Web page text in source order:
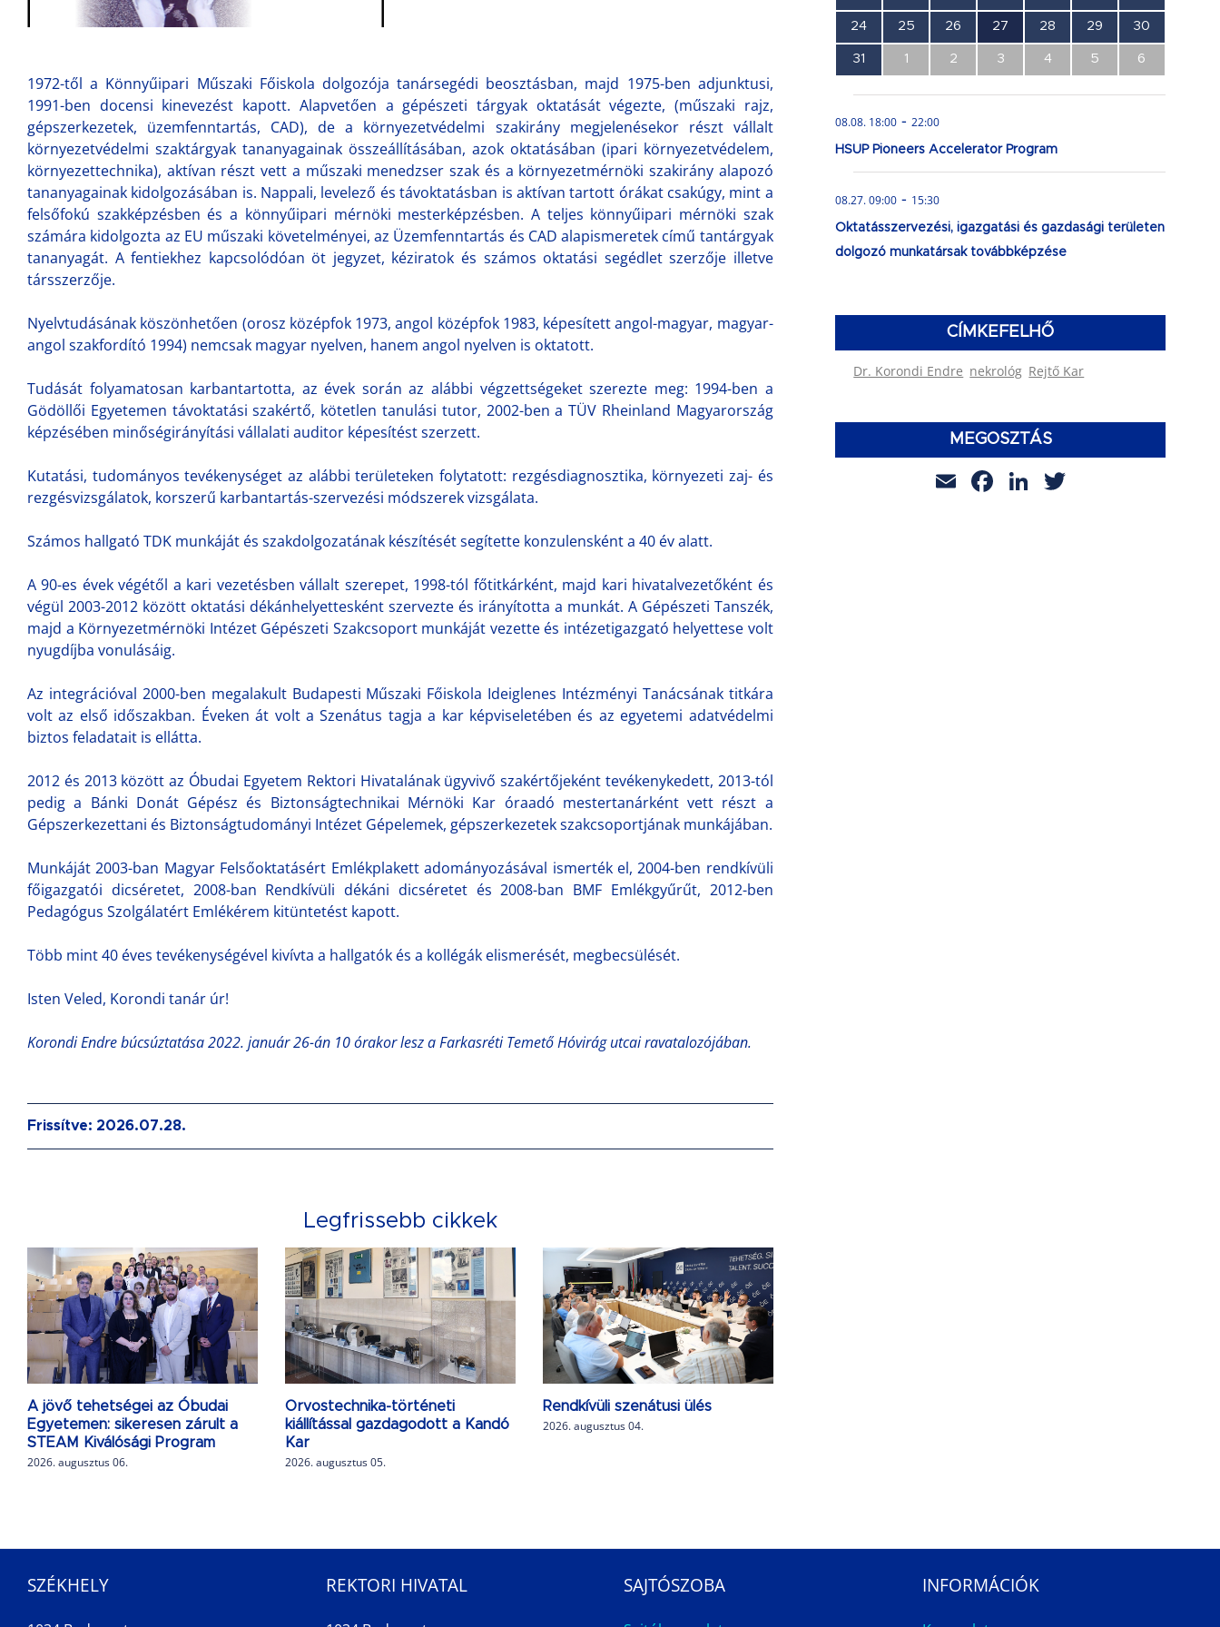
1972-től a Könnyűipari Műszaki Főiskola dolgozója tanársegédi beosztásban, majd 1975-ben adjunktusi,
1991-ben docensi kinevezést kapott. Alapvetően a gépészeti tárgyak oktatását végezte, (műszaki rajz,
gépszerkezetek, üzemfenntartás, CAD), de a környezetvédelmi szakirány megjelenésekor részt vállalt
környezetvédelmi szaktárgyak tananyagainak összeállításában, azok oktatásában (ipari környezetvédelem,
környezettechnika), aktívan részt vett a műszaki menedzser szak és a környezetmérnöki szakirány alapozó
tananyagainak kidolgozásában is. Nappali, levelező és távoktatásban is aktívan tartott órákat csakúgy, mint a
felsőfokú szakképzésben és a könnyűipari mérnöki mesterképzésben. A teljes könnyűipari mérnöki szak
számára kidolgozta az EU műszaki követelményei, az Üzemfenntartás és CAD alapismeretek című tantárgyak
tananyagát. A fentiekhez kapcsolódóan öt jegyzet, kéziratok és számos oktatási segédlet szerzője illetve
társszerzője.
Nyelvtudásának köszönhetően (orosz középfok 1973, angol középfok 1983, képesített angol-magyar, magyar-
angol szakfordító 1994) nemcsak magyar nyelven, hanem angol nyelven is oktatott.
Tudását folyamatosan karbantartotta, az évek során az alábbi végzettségeket szerezte meg: 1994-ben a
Gödöllői Egyetemen távoktatási szakértő, kötetlen tanulási tutor, 2002-ben a TÜV Rheinland Magyarország
képzésében minőségirányítási vállalati auditor képesítést szerzett.
Kutatási, tudományos tevékenységet az alábbi területeken folytatott: rezgésdiagnosztika, környezeti zaj- és
rezgésvizsgálatok, korszerű karbantartás-szervezési módszerek vizsgálata.
Számos hallgató TDK munkáját és szakdolgozatának készítését segítette konzulensként a 40 év alatt.
A 90-es évek végétől a kari vezetésben vállalt szerepet, 1998-tól főtitkárként, majd kari hivatalvezetőként és
végül 2003-2012 között oktatási dékánhelyettesként szervezte és irányította a munkát. A Gépészeti Tanszék,
majd a Környezetmérnöki Intézet Gépészeti Szakcsoport munkáját vezette és intézetigazgató helyettese volt
nyugdíjba vonulásáig.
Az integrációval 2000-ben megalakult Budapesti Műszaki Főiskola Ideiglenes Intézményi Tanácsának titkára
volt az első időszakban. Éveken át volt a Szenátus tagja a kar képviseletében és az egyetemi adatvédelmi
biztos feladatait is ellátta.
2012 és 2013 között az Óbudai Egyetem Rektori Hivatalának ügyvivő szakértőjeként tevékenykedett, 2013-tól
pedig a Bánki Donát Gépész és Biztonságtechnikai Mérnöki Kar óraadó mestertanárként vett részt a
Gépszerkezettani és Biztonságtudományi Intézet Gépelemek, gépszerkezetek szakcsoportjának munkájában.
Munkáját 2003-ban Magyar Felsőoktatásért Emlékplakett adományozásával ismerték el, 2004-ben rendkívüli
főigazgatói dicséretet, 2008-ban Rendkívüli dékáni dicséretet és 2008-ban BMF Emlékgyűrűt, 2012-ben
Pedagógus Szolgálatért Emlékérem kitüntetést kapott.
Több mint 40 éves tevékenységével kivívta a hallgatók és a kollégák elismerését, megbecsülését.
Isten Veled, Korondi tanár úr!
Korondi Endre búcsúztatása 2022. január 26-án 10 órakor lesz a Farkasréti Temető Hóvirág utcai ravatalozójában.
Frissítve: 2026.07.28.
Legfrissebb cikkek
A jövő tehetségei az Óbudai
Egyetemen: sikeresen zárult a
STEAM Kiválósági Program
2026. augusztus 06.
Orvostechnika-történeti
kiállítással gazdagodott a Kandó
Kar
2026. augusztus 05.
Rendkívüli szenátusi ülés
2026. augusztus 04.
esemény,esemény,esemény,esemény,esemény,esemény,esemény,
0
esemény,
24
0
esemény,
25
0
esemény,
26
1
esemény,
27
0
esemény,
28
0
esemény,
29
0
esemény,
30
0
esemény,
31
0
esemény,
1
0
esemény,
2
0
esemény,
3
0
esemény,
4
0
esemény,
5
0
esemény,
6
08.08. 18:00 -22:00
HSUP Pioneers Accelerator Program
08.27. 09:00 - 15:30
Oktatásszervezési, igazgatási és gazdasági területen
dolgozó munkatársak továbbképzése
CÍMKEFELHŐ
Dr. Korondi Endre nekrológ Rejtő Kar
MEGOSZTÁS
EmailFacebook
LinkedIn
SZÉKHELY REKTORI HIVATAL SAJTÓSZOBA INFORMÁCIÓK